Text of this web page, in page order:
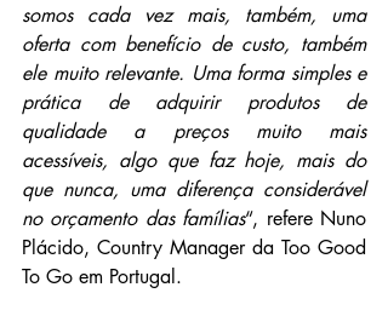
somos cada vez mais, também, uma
oferta com benefício de custo, também
ele muito relevante. Uma forma simples e
prática de adquirir produtos de
qualidade a preços muito mais
acessíveis, algo que faz hoje, mais do
que nunca, uma diferença considerável
no orçamento das famílias“, refere Nuno
Plácido, Country Manager da Too Good
To Go em Portugal.